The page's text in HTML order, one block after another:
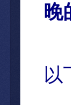
晚
以